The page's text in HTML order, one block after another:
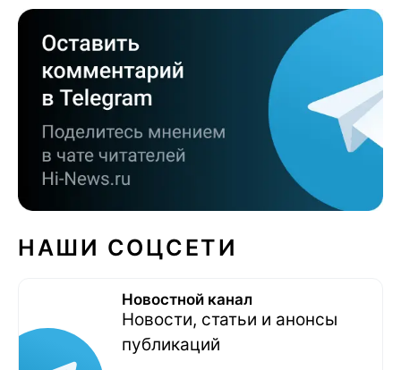
НАШИ СОЦСЕТИ
Новостной канал
Новости, статьи и анонсы
публикаций